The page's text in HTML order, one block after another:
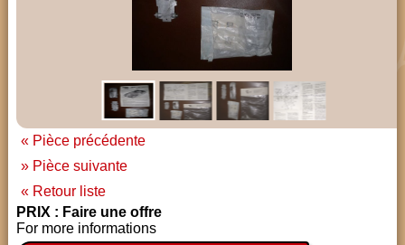
« Pièce précédente
» Pièce suivante
« Retour liste
PRIX : Faire une offre
For more informations